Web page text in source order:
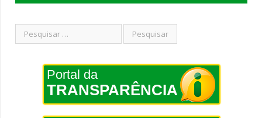
Portal da
TRANSPARÊNCIA